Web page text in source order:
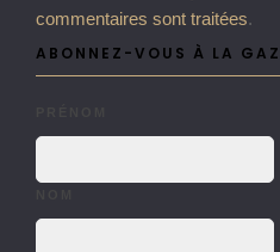
commentaires sont traitées.
ABONNEZ-VOUS À LA